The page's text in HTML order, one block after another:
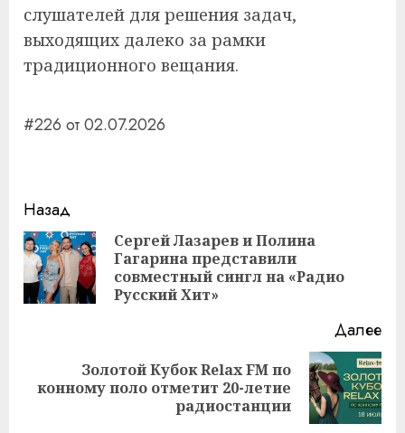
слушателей для решения задач,
выходящих далеко за рамки
традиционного вещания.
#226 от 02.07.2026
Навигация
записи
Назад
Сергей Лазарев и Полина
Гагарина представили
совместный сингл на «Радио
Русский Хит»
Далее
Следующая
Золотой Кубок Relax FM по
конному поло отметит 20-летие
радиостанции